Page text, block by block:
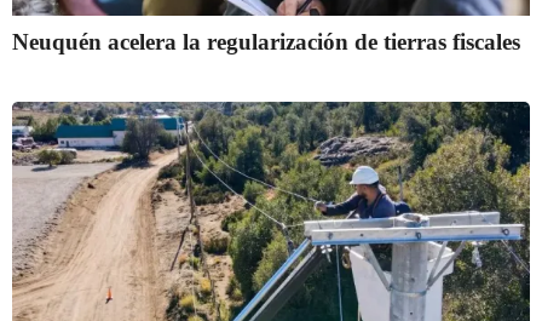
Neuquén acelera la regularización de tierras fiscales